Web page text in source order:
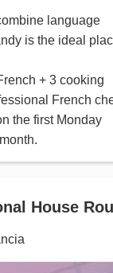
language
is the ideal
+ 3 cooking
French
the first Monday
House